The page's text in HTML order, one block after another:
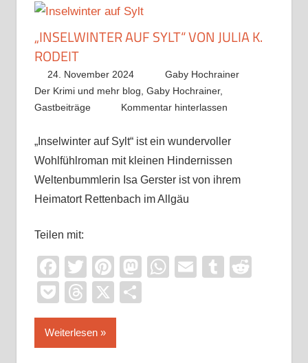
„INSELWINTER AUF SYLT“ VON JULIA K.
RODEIT
24. November 2024
Gaby Hochrainer
Der Krimi und mehr blog Gaby Hochrainer,
Gastbeiträge
Kommentar hinterlassen
„Inselwinter auf Sylt“ ist ein wundervoller
Wohlfühlroman mit kleinen Hindernissen
Weltenbummlerin Isa Gerster ist von ihrem
Heimatort Rettenbach im Allgäu
Teilen mit:
Facebook
TwitterPinterest
Mastodon
WhatsApp
EmailTumblr
PocketThreads
X
Weiterlesen